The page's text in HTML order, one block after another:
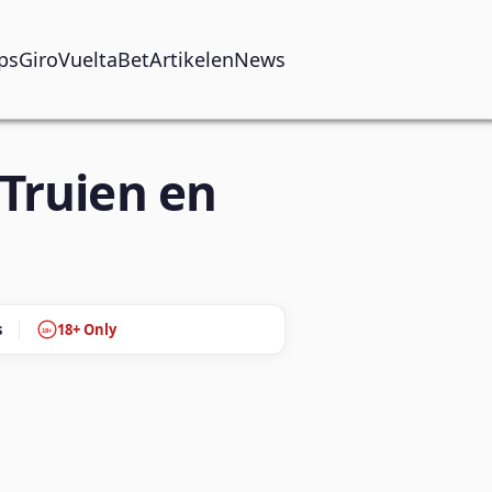
GiroVueltaBetArtikelenNews
en
18+ 18+ Only